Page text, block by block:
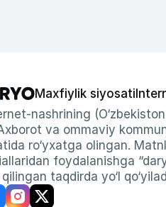
Maxfiylik siyosati
nashrining
va ommaviy
ro‘yxatga olingan.
foydalanishga
taqdirda yo‘l